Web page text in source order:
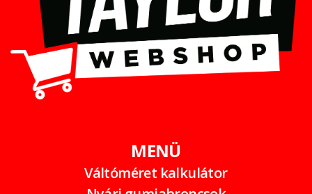
MENÜ
Váltóméret kalkulátor